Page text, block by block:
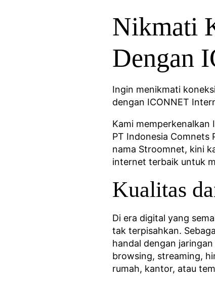
Nikmati
Dengan
Ingin menikmati
dengan ICONNET
Kami
PT Indonesia Comnets
nama Stroomnet, kini
internet terbaik untuk
Kualitas
Di era digital yang
tak terpisahkan.
handal dengan
browsing, streaming,
rumah, kantor, atau